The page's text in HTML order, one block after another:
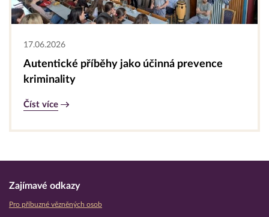
17.06.2026
Autentické příběhy jako účinná prevence
kriminality
Číst více
Zajímavé odkazy
Pro příbuzné vězněných osob